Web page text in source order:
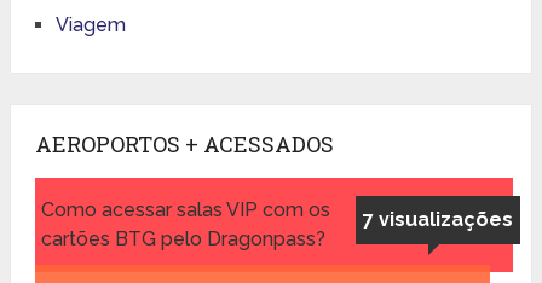
Viagem
AEROPORTOS + ACESSADOS
7 visualizações
Como acessar salas VIP com os
cartões BTG pelo Dragonpass?